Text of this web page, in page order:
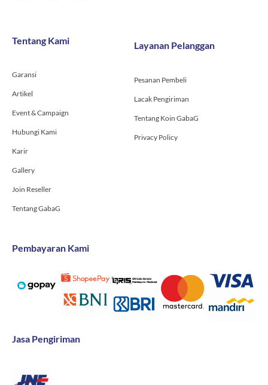
o
o
f
g
r
Tentang Kami
Garansi
Artikel
Event & Campaign
Hubungi Kami
Karir
Gallery
Join Reseller
Tentang GabaG
Layanan Pelanggan
Pesanan Pembeli
Lacak Pengiriman
Tentang Koin GabaG
Privacy Policy
Pembayaran Kami
Jasa Pengiriman